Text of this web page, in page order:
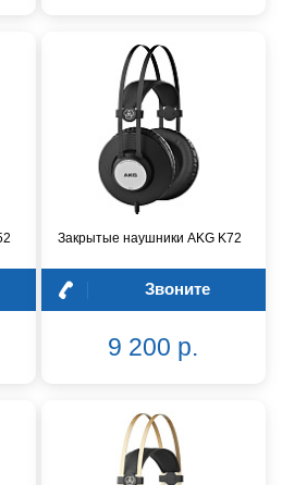
Закрытые наушники AKG K72
Звоните
9 200 р.